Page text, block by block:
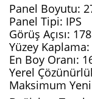
Panel Boyutu:
Panel Tipi: IPS
Görüş Açısı:
Yüzey
En Boy Oranı:
Yerel
Maksimum